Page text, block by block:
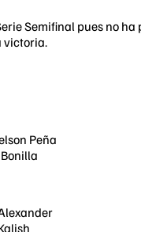
Semifinal pues no
victoria.
Peña